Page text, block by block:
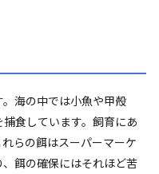
海の中では小魚や甲殻
食しています。飼育にあ
らの餌はスーパーマーケ
餌の確保にはそれほど苦